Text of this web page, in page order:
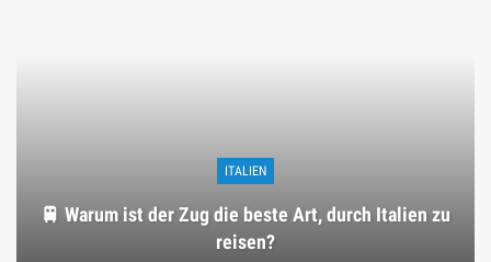
ITALIEN
🚆 Warum ist der Zug die beste Art, durch Italien zu
reisen?